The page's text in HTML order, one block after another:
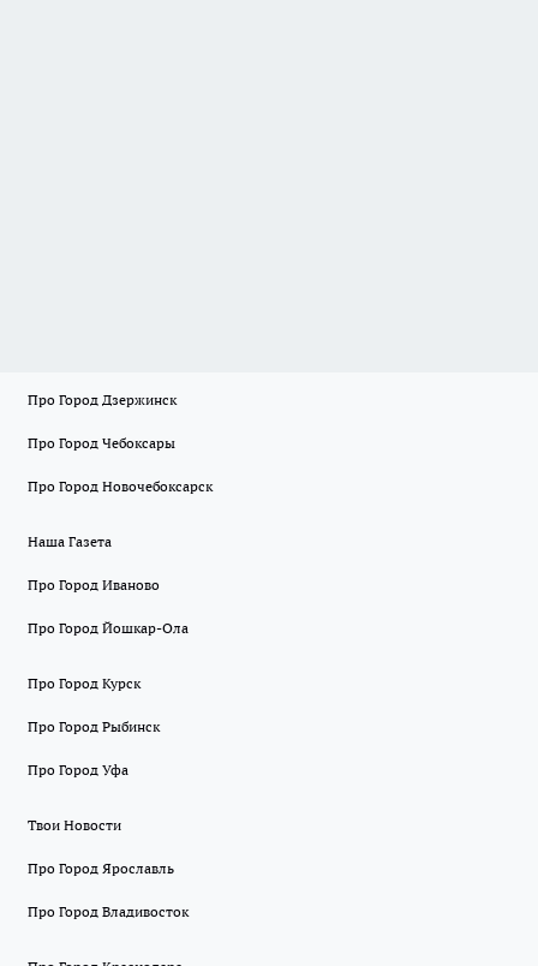
Про Город Дзержинск
Про Город Чебоксары
Про Город Новочебоксарск
Наша Газета
Про Город Иваново
Про Город Йошкар-Ола
Про Город Курск
Про Город Рыбинск
Про Город Уфа
Твои Новости
Про Город Ярославль
Про Город Владивосток